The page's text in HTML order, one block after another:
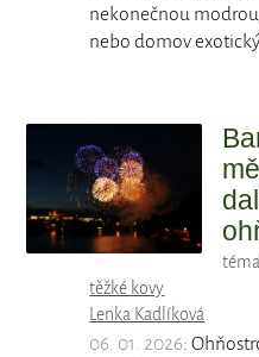
nekonečnou
nebo domov
těžké kovy
Lenka Kadlíková
06. 01. 2026: